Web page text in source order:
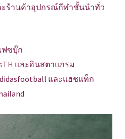
ะร้านค้าอุปกรณ์กีฬาชั้นนำทั่ว
ฟซบุ๊ก
และอินสตาแกรม
และแฮชแท็ก